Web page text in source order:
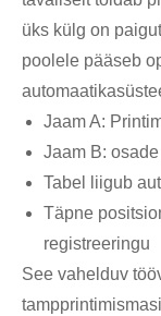
üks külg on
poolele pääseb
Jaam A:
Jaam B:
Tabel liigub
Täpne
registreeringu
See vahelduv